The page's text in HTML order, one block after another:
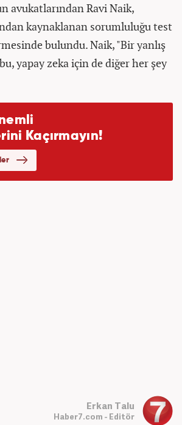
avukatlarından Ravi Naik,
kaynaklanan sorumluluğu test
bulundu. Naik, "Bir yanlış
yapay zeka için de diğer her şey
Erkan Talu
Haber7.com - Editör